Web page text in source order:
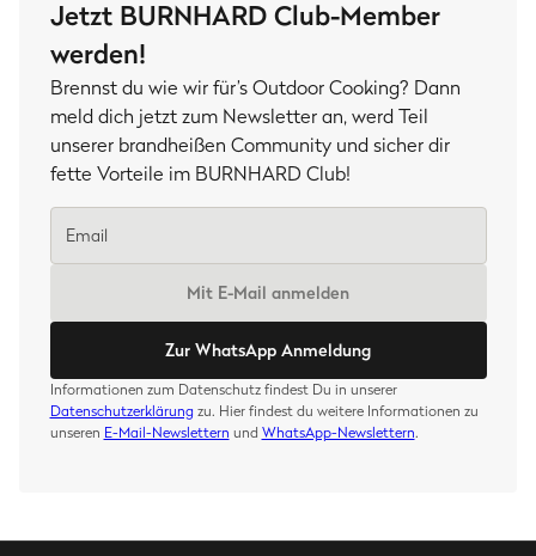
Jetzt BURNHARD Club-Member
werden!
Brennst du wie wir für’s Outdoor Cooking? Dann
meld dich jetzt zum Newsletter an, werd Teil
unserer brandheißen Community und sicher dir
fette Vorteile im BURNHARD Club!
Mit E-Mail anmelden
Zur WhatsApp Anmeldung
Informationen zum Datenschutz findest Du in unserer
Datenschutzerklärung zu. Hier findest du weitere Informationen zu
unseren E-Mail-Newslettern und WhatsApp-Newslettern.